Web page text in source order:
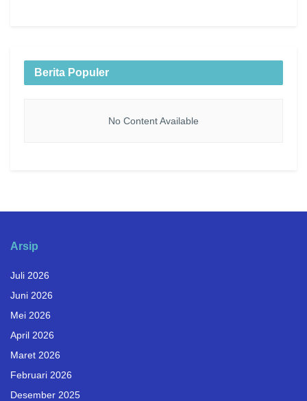
Berita Populer
No Content Available
Arsip
Juli 2026
Juni 2026
Mei 2026
April 2026
Maret 2026
Februari 2026
Desember 2025